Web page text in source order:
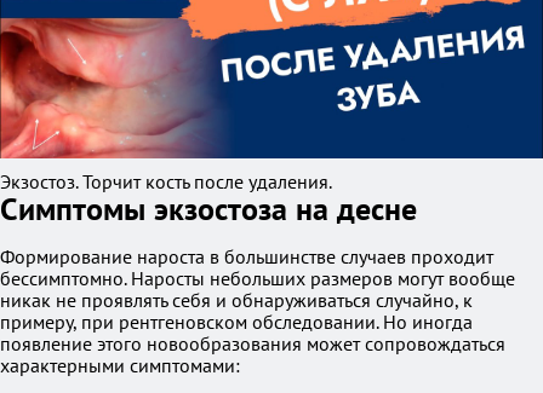
Экзостоз. Торчит кость после удаления.
Симптомы экзостоза на десне
Формирование нароста в большинстве случаев проходит
бессимптомно. Наросты небольших размеров могут вообще
никак не проявлять себя и обнаруживаться случайно, к
примеру, при рентгеновском обследовании. Но иногда
появление этого новообразования может сопровождаться
характерными симптомами: